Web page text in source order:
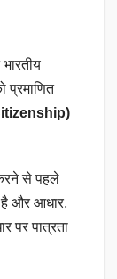
प्रमाणित
करने से पहले
है और आधार,
पर पात्रता